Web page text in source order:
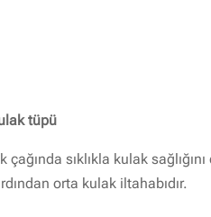
tüpü
sıklıkla kulak
orta kulak iltahabıdır.